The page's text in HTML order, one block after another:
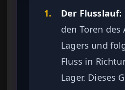
1. Der Flusslauf:
den Toren des
Lagers und
Fluss in
Lager. Dieses